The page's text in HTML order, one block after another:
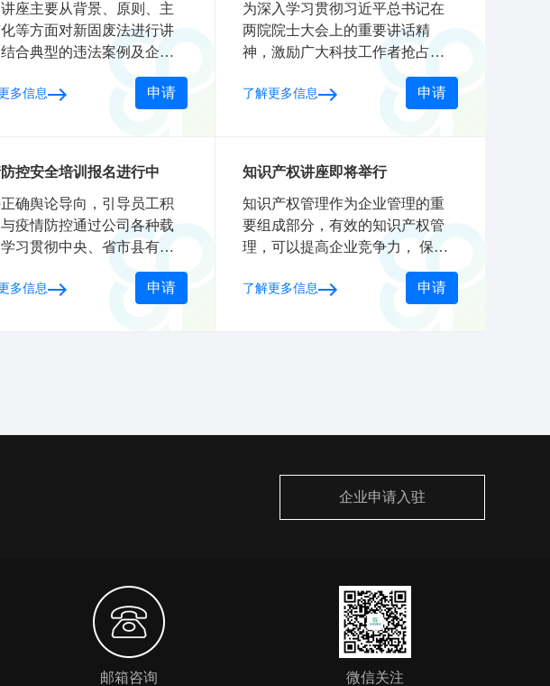
座主要从背景、原则、主
等方面对新固废法进行讲
合典型的违法案例及企业
生产中容易忽略的环保问
多信息 申请
为深入学习贯彻习近平总书记在
两院院士大会上的重要讲话精
神，激励广大科技工作者抢占先
机、迎难而上，肩负起建设世界
科技强国的历史重任，近日，中
迹。
了解更多信息 申请
控安全培训报名进行中
确舆论导向，引导员工积
疫情防控通过公司各种载
习贯彻中央、省市县有关
防控会议精神和公司紧急部
调会议精神，开展疫情知识
多信息 申请
知识产权讲座即将举行
知识产权管理作为企业管理的重
要组成部分，有效的知识产权管
理，可以提高企业竞争力， 保持
企业知识产权战略优势。知识产
权的有效管理不仅涉及到企 业获
了解更多信息 申请
企业申请入驻
邮箱咨询 微信关注